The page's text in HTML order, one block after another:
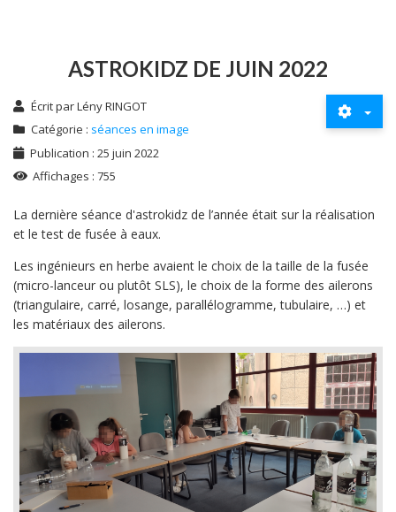
ASTROKIDZ DE JUIN 2022
Écrit parLény RINGOT
Catégorie : séances en image
Publication : 25 juin 2022
Affichages : 755
La dernière séance d'astrokidz de l’année était sur la réalisation
et le test de fusée à eaux.
Les ingénieurs en herbe avaient le choix de la taille de la fusée
(micro-lanceur ou plutôt SLS), le choix de la forme des ailerons
(triangulaire, carré, losange, parallélogramme, tubulaire, …) et
les matériaux des ailerons.